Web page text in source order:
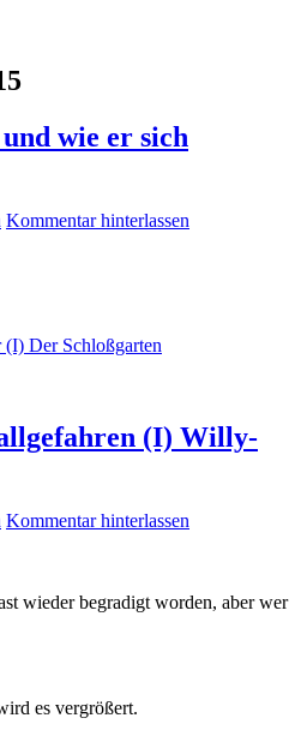
wie er sich
Kommentar hinterlassen
(I) Der Schloßgarten
(I) Willy-
Kommentar hinterlassen
wieder begradigt worden, aber wer
es vergrößert.